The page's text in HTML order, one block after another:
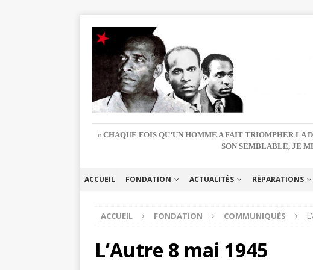
« CHAQUE FOIS QU’UN HOMME A FAIT TRIOMPHER LA
SON SEMBLABLE, JE
ACCUEIL FONDATION ACTUALITÉS RÉPARATIONS
ACCUEIL FONDATION COMMUNIQUÉS
L’Autre 8 mai 1945